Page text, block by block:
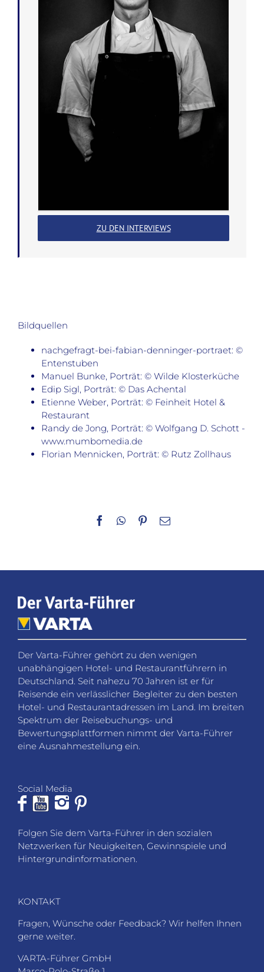
ZU DEN INTERVIEWS
Bildquellen
nachgefragt-bei-fabian-denninger-portraet: ©
Entenstuben
Manuel Bunke, Porträt: © Wilde Klosterküche
Edip Sigl, Porträt: © Das Achental
Etienne Weber, Porträt: © Feinheit Hotel &
Restaurant
Randy de Jong, Porträt: © Wolfgang D. Schott -
www.mumbomedia.de
Florian Mennicken, Porträt: © Rutz Zollhaus
Facebook
WhatsApp
Pinterest
E-
Der Varta-Führer gehört zu den wenigen
unabhängigen Hotel- und Restaurantführern in
Deutschland. Seit nahezu 70 Jahren ist er für
Reisende ein verlässlicher Begleiter zu den besten
Hotel- und Restaurantadressen im Land. Im breiten
Spektrum der Reisebuchungs- und
Bewertungsplattformen nimmt der Varta-Führer
eine Ausnahmestellung ein.
Social Media
Folgen Sie dem Varta-Führer in den sozialen
Netzwerken für Neuigkeiten, Gewinnspiele und
Hintergrundinformationen.
KONTAKT
Fragen, Wünsche oder Feedback? Wir helfen Ihnen
gerne weiter.
VARTA-Führer GmbH